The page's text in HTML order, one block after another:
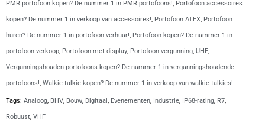
PMR portofoon kopen? De nummer 1 in PMR portofoons!, Portofoon accessoires
kopen? De nummer 1 in verkoop van accessoires!, Portofoon ATEX, Portofoon
huren? De nummer 1 in portofoon verhuur!, Portofoon kopen? De nummer 1 in
portofoon verkoop, Portofoon met display, Portofoon vergunning, UHF,
Vergunningshouden portofoons kopen? De nummer 1 in vergunningshoudende
portofoons!, Walkie talkie kopen? De nummer 1 in verkoop van walkie talkies!
Tags: Analoog, BHV, Bouw, Digitaal , Evenementen, Industrie, IP68-rating, R7,
Robuust, VHF